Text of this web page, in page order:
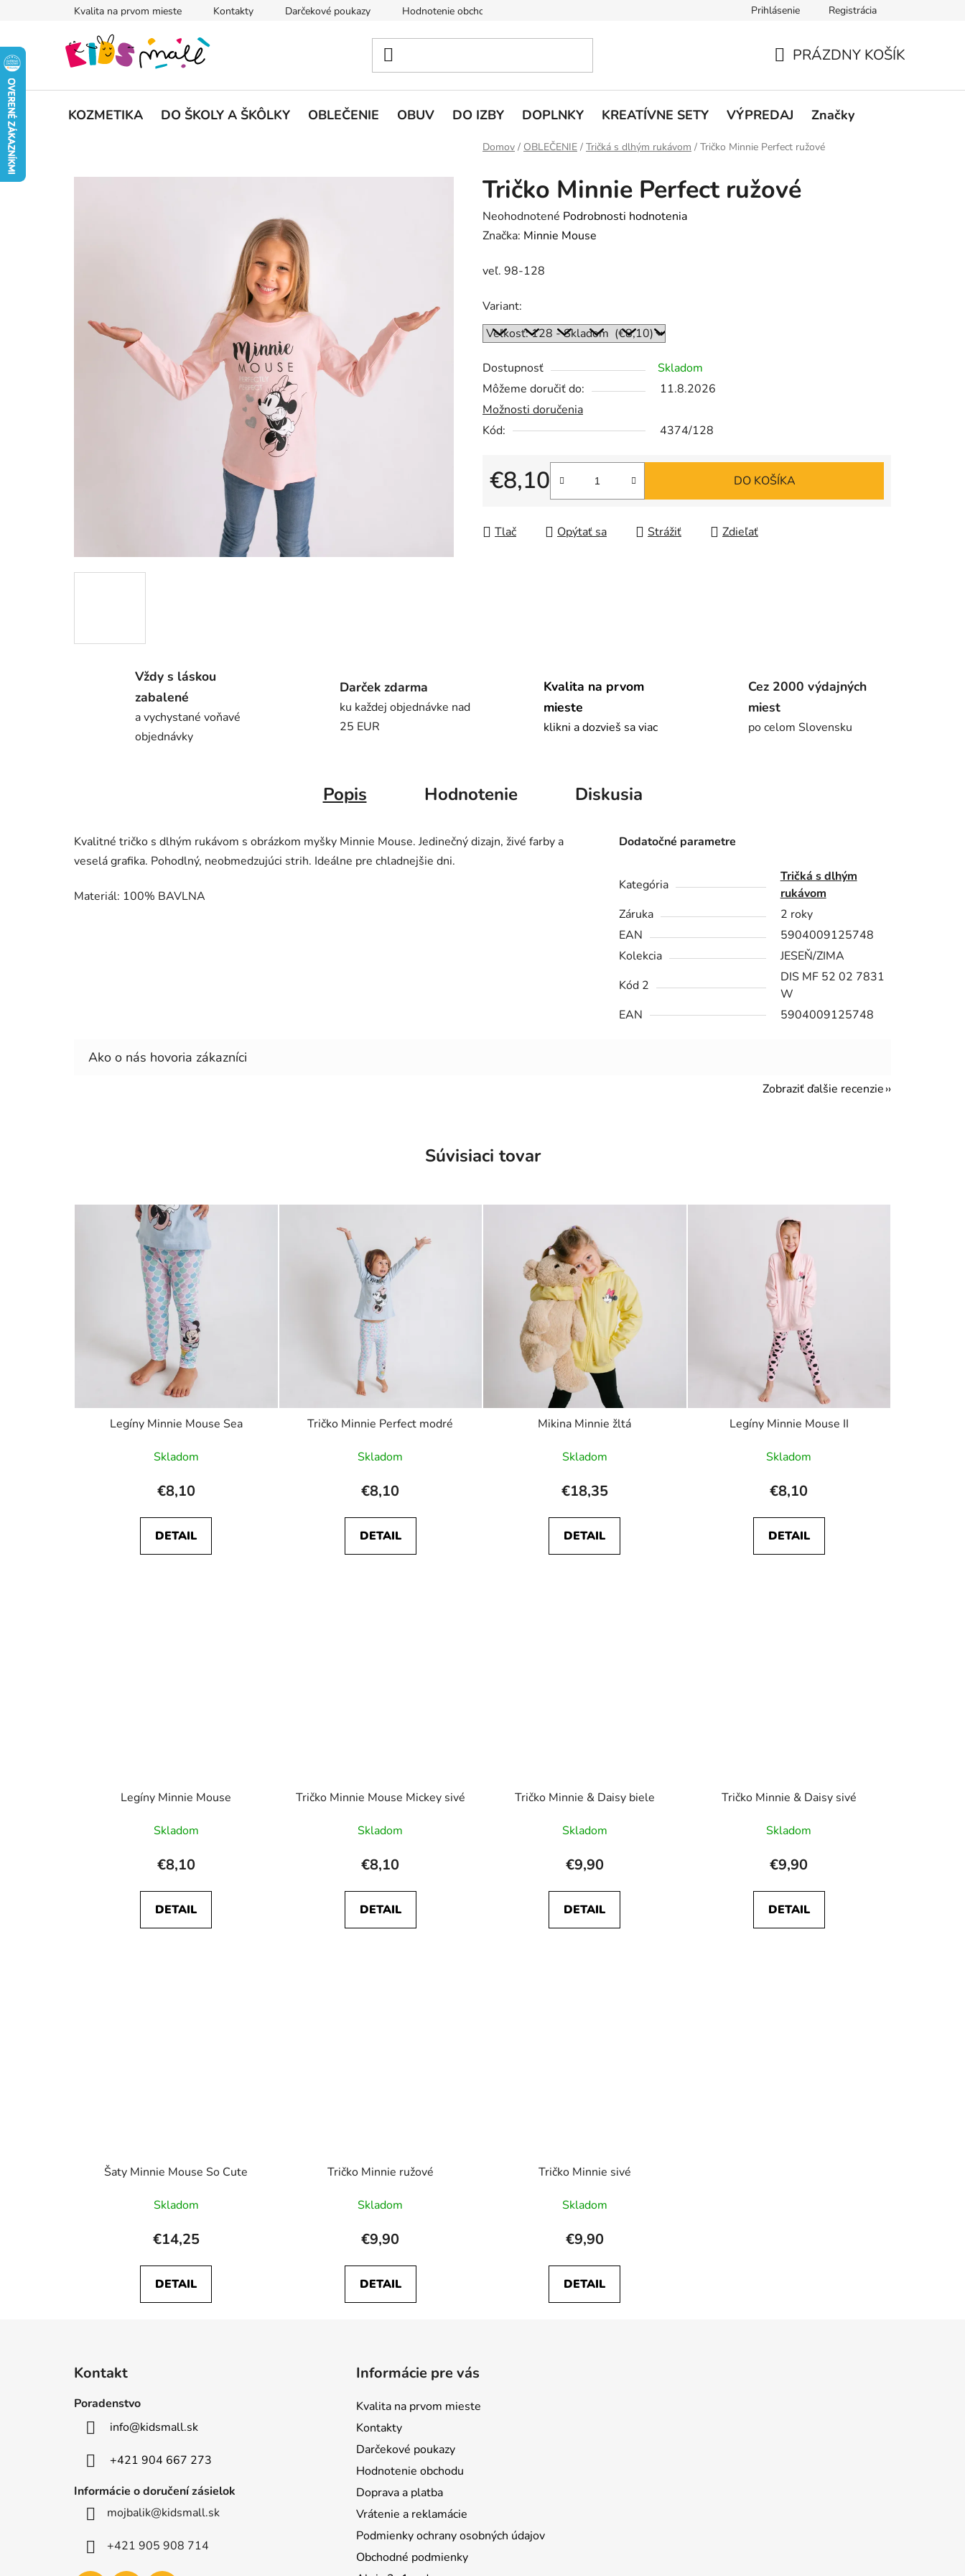
Kvalita na prvom mieste Kontakty Darčekové poukazy Hodnotenie obchodu Podmienky ochrany osobných údajov
Prihlásenie Registrácia
KOŠÍK
PRÁZDNY KOŠÍK
KOZMETIKA DO ŠKOLY A ŠKÔLKY OBLEČENIE OBUV DO IZBY DOPLNKY KREATÍVNE SETY VÝPREDAJ Značky
Domov / OBLEČENIE / Tričká s dlhým rukávom / Tričko Minnie Perfect ružové
Tričko Minnie Perfect ružové
Priemerné
hodnotenie
je
z
5
Neohodnotené Podrobnosti hodnotenia
Značka: Minnie Mouse
veľ. 98-128
Variant:
Dostupnosť
Skladom
Môžeme doručiť do:
11.8.2026
Možnosti doručenia
Kód:
4374/128
€8,10
Jednotková cena:
DO KOŠÍKA
Tlač Opýtať sa Strážiť Zdieľať
Vždy s láskou
zabalené
a vychystané voňavé
objednávky
Darček zdarma
ku každej objednávke nad
25 EUR
Kvalita na prvom
mieste
klikni a dozvieš sa viac
Cez 2000 výdajných
miest
po celom Slovensku
Popis Hodnotenie Diskusia
Kvalitné tričko s dlhým rukávom s obrázkom myšky Minnie Mouse. Jedinečný dizajn, živé farby a
veselá grafika. Pohodlný, neobmedzujúci strih. Ideálne pre chladnejšie dni.
Materiál: 100% BAVLNA
Dodatočné parametre
Kategória
Tričká s dlhým
rukávom
Záruka
2 roky
EAN
5904009125748
Kolekcia
JESEŇ/ZIMA
Kód 2
DIS MF 52 02 7831
W
EAN
5904009125748
Zobraziť ďalšie recenzie
Súvisiaci tovar
Legíny Minnie Mouse Sea
Skladom
€8,10
DETAIL
Tričko Minnie Perfect modré
Skladom
€8,10
DETAIL
Mikina Minnie žltá
Skladom
€18,35
DETAIL
Legíny Minnie Mouse II
Skladom
€8,10
DETAIL
Legíny Minnie Mouse
Skladom
€8,10
DETAIL
Tričko Minnie Mouse Mickey sivé
Skladom
€8,10
DETAIL
Tričko Minnie & Daisy biele
Skladom
€9,90
DETAIL
Tričko Minnie & Daisy sivé
Skladom
€9,90
DETAIL
Šaty Minnie Mouse So Cute
Skladom
€14,25
DETAIL
Tričko Minnie ružové
Skladom
€9,90
DETAIL
Tričko Minnie sivé
Skladom
€9,90
DETAIL
Kontakt
Poradenstvo
info@kidsmall.sk
+421 904 667 273
Informácie o doručení zásielok
mojbalik@kidsmall.sk
+421 905 908 714
Informácie pre vás
Kvalita na prvom mieste
Kontakty
Darčekové poukazy
Hodnotenie obchodu
Doprava a platba
Vrátenie a reklamácie
Podmienky ochrany osobných údajov
Obchodné podmienky